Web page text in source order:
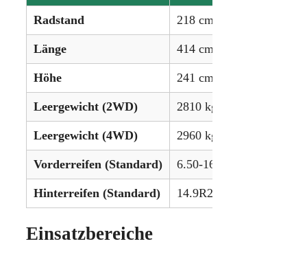
Radstand 218 cm (86.2 Zoll)
Länge 414 cm (163.0 Zoll)
Höhe 241 cm (94.9 Zoll)
Leergewicht (2WD) 2810 kg (6.196 lbs)
Leergewicht (4WD) 2960 kg (6.527 lbs)
Vorderreifen (Standard) 6.50-16 / 280/70R20
Hinterreifen (Standard) 14.9R28
Einsatzbereiche